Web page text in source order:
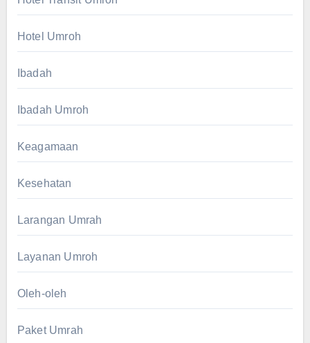
Hotel Umroh
Ibadah
Ibadah Umroh
Keagamaan
Kesehatan
Larangan Umrah
Layanan Umroh
Oleh-oleh
Paket Umrah